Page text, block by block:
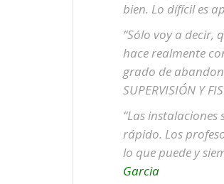
bien. Lo dífícil es
“Sólo voy a decir,
hace realmente
grado de
SUPERVISIÓN Y
“Las
rápido. Los
lo que puede y
Garcia